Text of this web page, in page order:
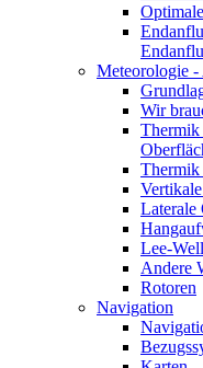
Meteorologie
Wir
Thermik
Thermik
Laterale
Lee-
Andere
Rotoren
Navigation